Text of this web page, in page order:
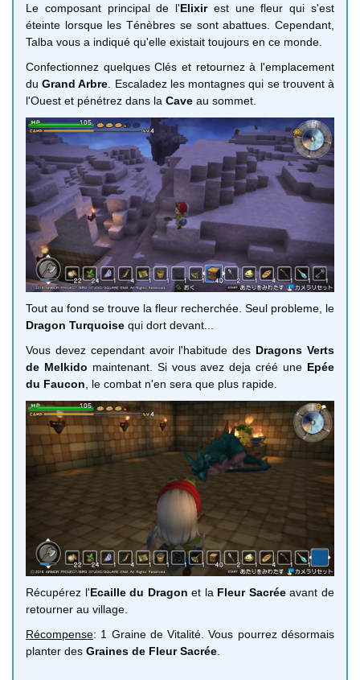
Le composant principal de l'Elixirest une fleur qui s'est
éteinte lorsque les Ténèbres se sont abattues. Cependant,
Talba vous a indiqué qu'elle existait toujours en ce monde.
Confectionnez quelques Clés et retournez à l'emplacement
duGrand Arbre . Escaladez les montagnes qui se trouvent à
l'Ouest et pénétrez dans la Cave au sommet.
Tout au fond se trouve la fleur recherchée. Seul probleme, le
Dragon Turquoise qui dort devant...
Vous devez cependant avoir l'habitude des Dragons Verts
de Melkido maintenant. Si vous avez deja créé une Epée
du Faucon , le combat n'en sera que plus rapide.
Récupérez l'Ecaille du Dragon et la Fleur Sacréeavant de
retourner au village.
Récompense: 1 Graine de Vitalité. Vous pourrez désormais
planter des Graines de Fleur Sacrée